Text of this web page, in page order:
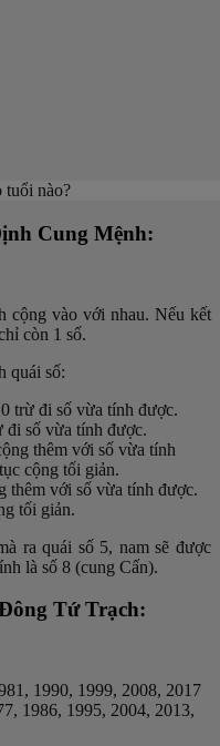
nào?
Cung Mệnh:
cộng vào với nhau. Nếu kết
còn 1 số.
quái số:
trừ đi số vừa tính được.
đi số vừa tính được.
thêm với số vừa tính
cộng tối giản.
thêm với số vừa tính được.
tối giản.
ra quái số 5, nam sẽ được
là số 8 (cung Cấn).
Tứ Trạch:
1990, 1999, 2008, 2017
1986, 1995, 2004, 2013,